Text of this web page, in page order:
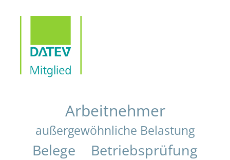
Arbeitnehmer
außergewöhnliche Belastung
Belege Betriebsprüfung